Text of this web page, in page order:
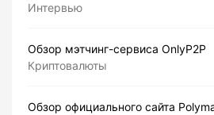
Интервью
Обзор мэтчинг-сервиса OnlyP2P
Криптовалюты
Обзор официального сайта